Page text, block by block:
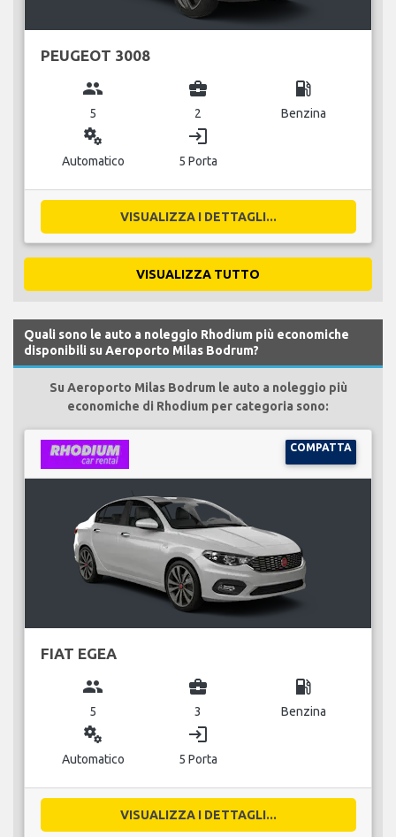
PEUGEOT 3008
group
5
business_center
2
local_gas_station
Benzina
miscellaneous_services
Automatico
login
5 Porta
VISUALIZZA I DETTAGLI...
VISUALIZZA TUTTO
Quali sono le auto a noleggio Rhodium più economiche
disponibili su Aeroporto Milas Bodrum?
Su Aeroporto Milas Bodrum le auto a noleggio più
economiche di Rhodium per categoria sono:
COMPATTA
FIAT EGEA
group
5
business_center
3
local_gas_station
Benzina
miscellaneous_services
Automatico
login
5 Porta
VISUALIZZA I DETTAGLI...